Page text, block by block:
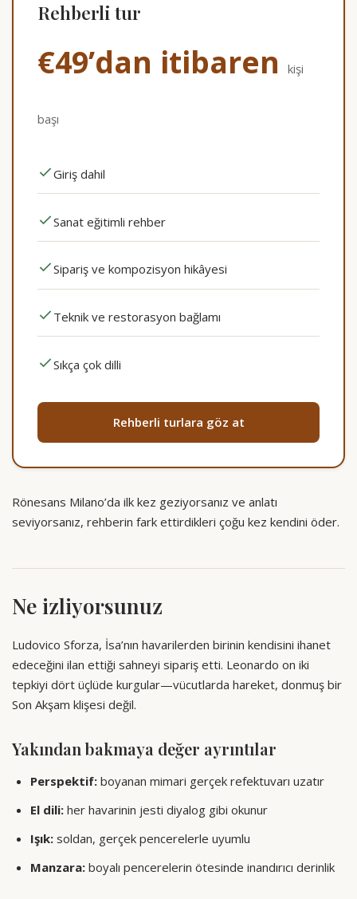
Rehberli tur
€49’dan itibaren kişi
başı
Giriş dahil
Sanat eğitimli rehber
Sipariş ve kompozisyon hikâyesi
Teknik ve restorasyon bağlamı
Sıkça çok dilli
Rehberli turlara göz at
Rönesans Milano’da ilk kez geziyorsanız ve anlatı
seviyorsanız, rehberin fark ettirdikleri çoğu kez kendini öder.
Ne izliyorsunuz
Ludovico Sforza, İsa’nın havarilerden birinin kendisini ihanet
edeceğini ilan ettiği sahneyi sipariş etti. Leonardo on iki
tepkiyi dört üçlüde kurgular—vücutlarda hareket, donmuş bir
Son Akşam klişesi değil.
Yakından bakmaya değer ayrıntılar
Perspektif:boyanan mimari gerçek refektuvarı uzatır
El dili:her havarinin jesti diyalog gibi okunur
Işık:soldan, gerçek pencerelerle uyumlu
Manzara:boyalı pencerelerin ötesinde inandırıcı derinlik